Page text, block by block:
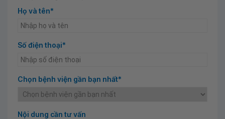
Họ và tên*
Số điện thoại*
Chọn bệnh viện gần bạn nhất*
Nội dung cần tư vấn